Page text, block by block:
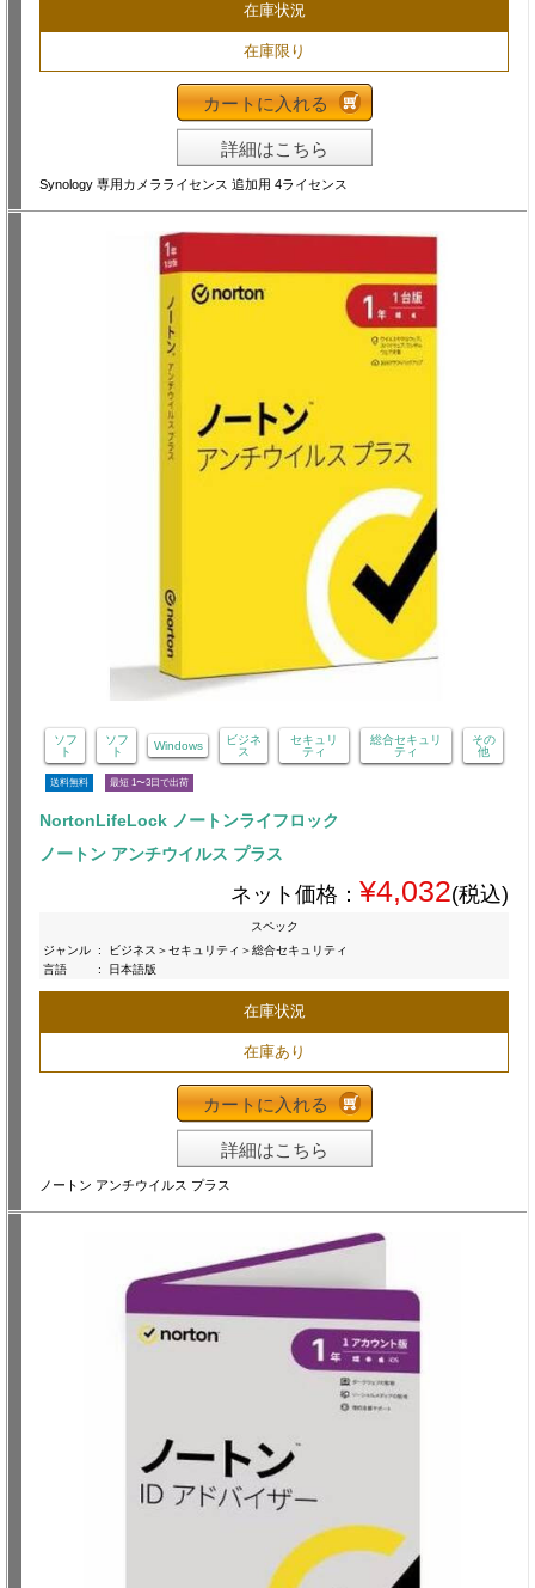
在庫状況
在庫限り
カートに入れる
詳細はこちら
Synology 専用カメラライセンス 追加用 4ライセンス
ソフ
ト
ソフ
ト
Windows
ビジネ
ス
セキュリ
ティ
総合セキュリ
ティ
その
他
送料無料 最短 1〜3日で出荷
NortonLifeLock ノートンライフロック
ノートン アンチウイルス プラス
ネット価格： ¥4,032(税込)
スペック
ジャンル :
ビジネス＞セキュリティ＞総合セキュリティ
言語
: 日本語版
在庫状況
在庫あり
カートに入れる
詳細はこちら
ノートン アンチウイルス プラス